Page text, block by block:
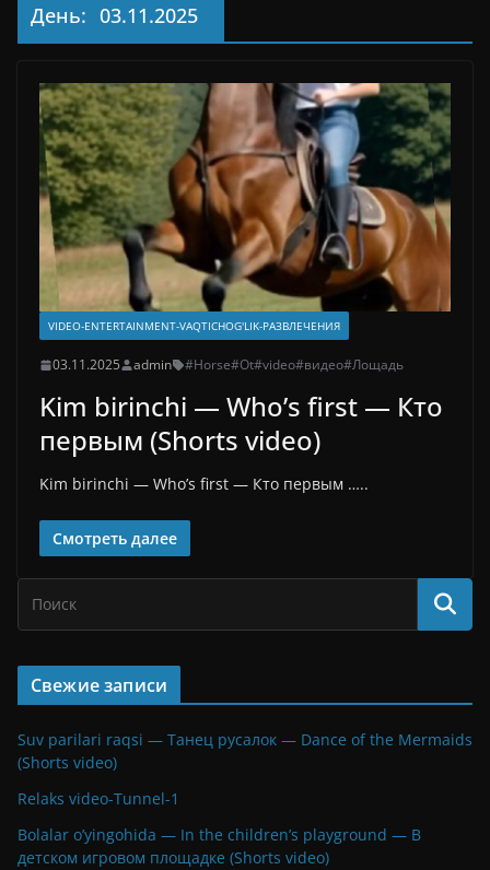
День: 03.11.2025
VIDEO-ENTERTAINMENT-VAQTICHOG'LIK-РАЗВЛЕЧЕНИЯ
03.11.2025 admin #Horse#Ot#video#видео#Лощадь
Kim birinchi — Who’s first — Кто
первым (Shorts video)
Kim birinchi — Who’s first — Кто первым …..
Смотреть далее
Свежие записи
Suv parilari raqsi — Танец русалок — Dance of the Mermaids
(Shorts video)
Relaks video-Tunnel-1
Bolalar o’yingohida — In the children’s playground — В
детском игровом площадке (Shorts video)